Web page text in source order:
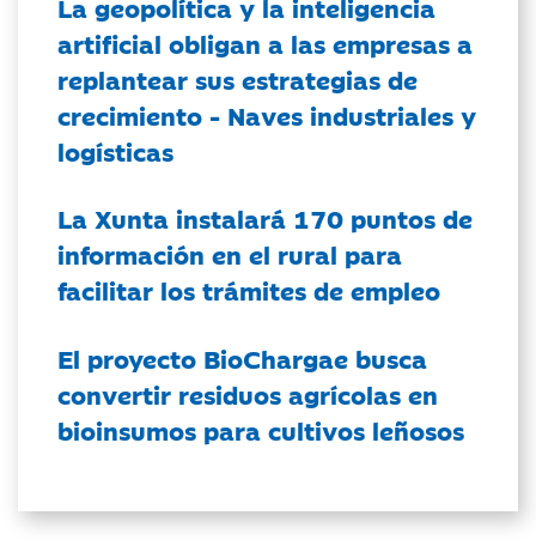
artificial obligan a las empresas a
replantear sus estrategias de
crecimiento - Naves industriales y
logísticas
La Xunta instalará 170 puntos de
información en el rural para
facilitar los trámites de empleo
El proyecto BioChargae busca
convertir residuos agrícolas en
bioinsumos para cultivos leñosos